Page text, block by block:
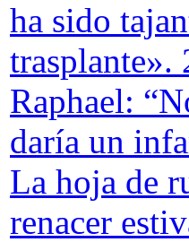
ha sido
trasplante».
Raphael:
daría un
La hoja de
renacer